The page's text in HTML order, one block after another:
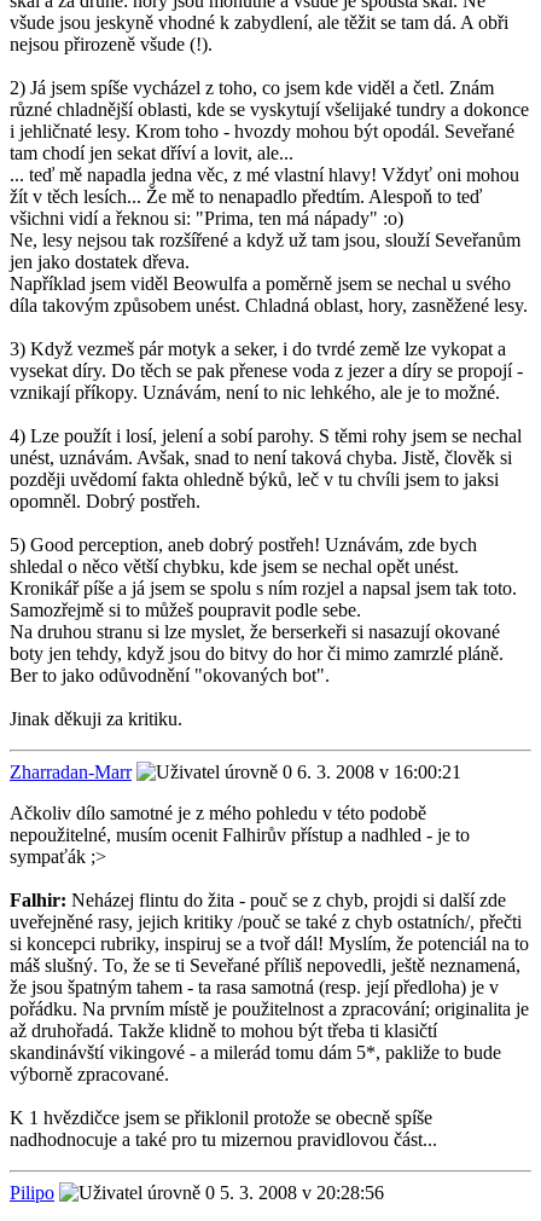
všude jsou jeskyně vhodné k zabydlení, ale těžit se tam dá. A obři
nejsou přirozeně všude (!).
2) Já jsem spíše vycházel z toho, co jsem kde viděl a četl. Znám
různé chladnější oblasti, kde se vyskytují všelijaké tundry a dokonce
i jehličnaté lesy. Krom toho - hvozdy mohou být opodál. Seveřané
tam chodí jen sekat dříví a lovit, ale...
... teď mě napadla jedna věc, z mé vlastní hlavy! Vždyť oni mohou
žít v těch lesích... Že mě to nenapadlo předtím. Alespoň to teď
všichni vidí a řeknou si: "Prima, ten má nápady" :o)
Ne, lesy nejsou tak rozšířené a když už tam jsou, slouží Seveřanům
jen jako dostatek dřeva.
Například jsem viděl Beowulfa a poměrně jsem se nechal u svého
díla takovým způsobem unést. Chladná oblast, hory, zasněžené lesy.
3) Když vezmeš pár motyk a seker, i do tvrdé země lze vykopat a
vysekat díry. Do těch se pak přenese voda z jezer a díry se propojí -
vznikají příkopy. Uznávám, není to nic lehkého, ale je to možné.
4) Lze použít i losí, jelení a sobí parohy. S těmi rohy jsem se nechal
unést, uznávám. Avšak, snad to není taková chyba. Jistě, člověk si
později uvědomí fakta ohledně býků, leč v tu chvíli jsem to jaksi
opomněl. Dobrý postřeh.
5) Good perception, aneb dobrý postřeh! Uznávám, zde bych
shledal o něco větší chybku, kde jsem se nechal opět unést.
Kronikář píše a já jsem se spolu s ním rozjel a napsal jsem tak toto.
Samozřejmě si to můžeš poupravit podle sebe.
Na druhou stranu si lze myslet, že berserkeři si nasazují okované
boty jen tehdy, když jsou do bitvy do hor či mimo zamrzlé pláně.
Ber to jako odůvodnění "okovaných bot".
Jinak děkuji za kritiku.
Zharradan-Marr
6. 3. 2008 v 16:00:21
Ačkoliv dílo samotné je z mého pohledu v této podobě
nepoužitelné, musím ocenit Falhirův přístup a nadhled - je to
sympaťák ;>
Falhir: Neházej flintu do žita - pouč se z chyb, projdi si další zde
uveřejněné rasy, jejich kritiky /pouč se také z chyb ostatních/, přečti
si koncepci rubriky, inspiruj se a tvoř dál! Myslím, že potenciál na to
máš slušný. To, že se ti Seveřané příliš nepovedli, ještě neznamená,
že jsou špatným tahem - ta rasa samotná (resp. její předloha) je v
pořádku. Na prvním místě je použitelnost a zpracování; originalita je
až druhořadá. Takže klidně to mohou být třeba ti klasičtí
skandinávští vikingové - a milerád tomu dám 5*, pakliže to bude
výborně zpracované.
K 1 hvězdičce jsem se přiklonil protože se obecně spíše
nadhodnocuje a také pro tu mizernou pravidlovou část...
Pilipo
5. 3. 2008 v 20:28:56